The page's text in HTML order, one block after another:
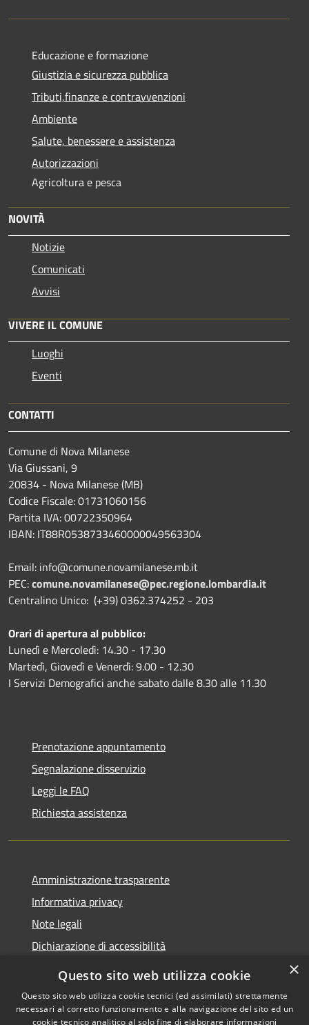
Educazione e formazione
Giustizia e sicurezza pubblica
Tributi,finanze e contravvenzioni
Ambiente
Salute, benessere e assistenza
Autorizzazioni
Agricoltura e pesca
NOVITÀ
Notizie
Comunicati
Avvisi
VIVERE IL COMUNE
Luoghi
Eventi
CONTATTI
Comune di Nova Milanese
Via Giussani, 9
20834 - Nova Milanese (MB)
Codice Fiscale: 01731060156
Partita IVA: 00722350964
IBAN: IT88R0538733460000049563304
Email: info@comune.novamilanese.mb.it
PEC:comune.novamilanese@pec.regione.lombardia.it
Centralino Unico: (+39) 0362.374252 - 203
Orari di apertura al pubblico:
Lunedì e Mercoledì: 14.30 - 17.30
Martedì, Giovedì e Venerdì: 9.00 - 12.30
I Servizi Demografici anche sabato dalle 8.30 alle 11.30
Prenotazione appuntamento
Segnalazione disservizio
Leggi le FAQ
Richiesta assistenza
Amministrazione trasparente
Informativa privacy
Note legali
Dichiarazione di accessibilità
RSS
Copyright © 2026 • Comune di
×
Questo sito web utilizza cookie
Questo sito web utilizza cookie tecnici (ed assimilati) strettamente
necessari al corretto funzionamento e alla navigazione del sito ed un
cookie tecnico analitico al solo fine di elaborare informazioni